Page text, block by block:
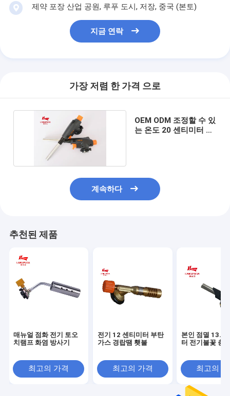
제약 포장 산업 공원, 루푸 도시, 저장, 중국 (본토)
지금 연락
가장 저렴 한 가격 으로
OEM ODM 조정할 수 있
는 온도 20 센티미터 용
계속하다
추천된 제품
매뉴얼 점화 전기 토오
치램프 화염 방사기
최고의 가격
전기 12 센티미터 부탄
가스 경랍땜 횃불
최고의 가격
본인 점멸 13.6
터 전기불꽃 총
최고의